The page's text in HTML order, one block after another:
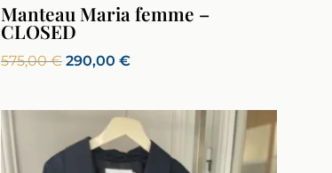
Manteau Maria femme –
CLOSED
575,00€ Le
initial
était :
575,00 €.
290,00€Le
actuel
est :
290,00 €.